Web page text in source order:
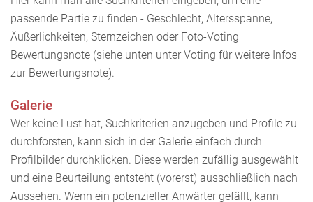
passende Partie zu finden - Geschlecht, Altersspanne,
Äußerlichkeiten, Sternzeichen oder Foto-Voting
Bewertungsnote (siehe unten unter Voting für weitere Infos
zur Bewertungsnote).
Galerie
Wer keine Lust hat, Suchkriterien anzugeben und Profile zu
durchforsten, kann sich in der Galerie einfach durch
Profilbilder durchklicken. Diese werden zufällig ausgewählt
und eine Beurteilung entsteht (vorerst) ausschließlich nach
Aussehen. Wenn ein potenzieller Anwärter gefällt, kann